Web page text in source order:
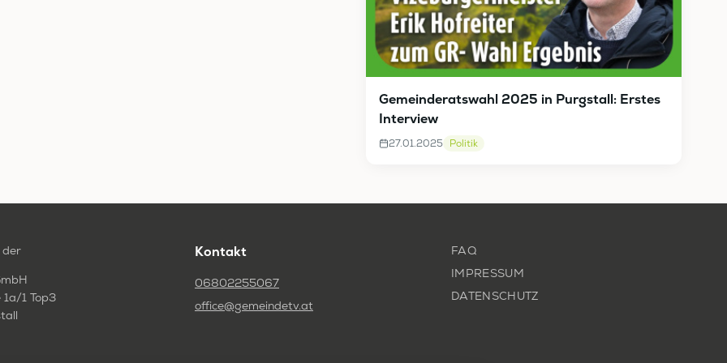
Gemeinderatswahl 2025 in Purgstall: Erstes
Interview
27.01.2025 Politik
der
1 Top3
Kontakt
06802255067
office@gemeindetv.at
FAQ
IMPRESSUM
DATENSCHUTZ